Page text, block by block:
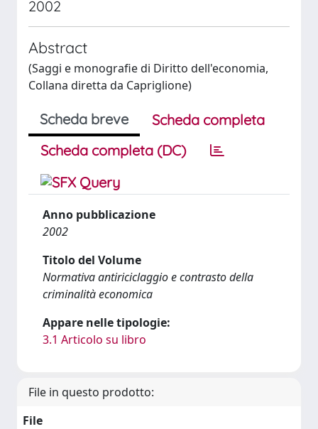
2002
Abstract
(Saggi e monografie di Diritto dell'economia,
Collana diretta da Capriglione)
Scheda breve
Scheda completa
Scheda completa (DC)
Anno pubblicazione
2002
Titolo del Volume
Normativa antiriciclaggio e contrasto della
criminalità economica
Appare nelle tipologie:
3.1 Articolo su libro
File in questo prodotto:
File